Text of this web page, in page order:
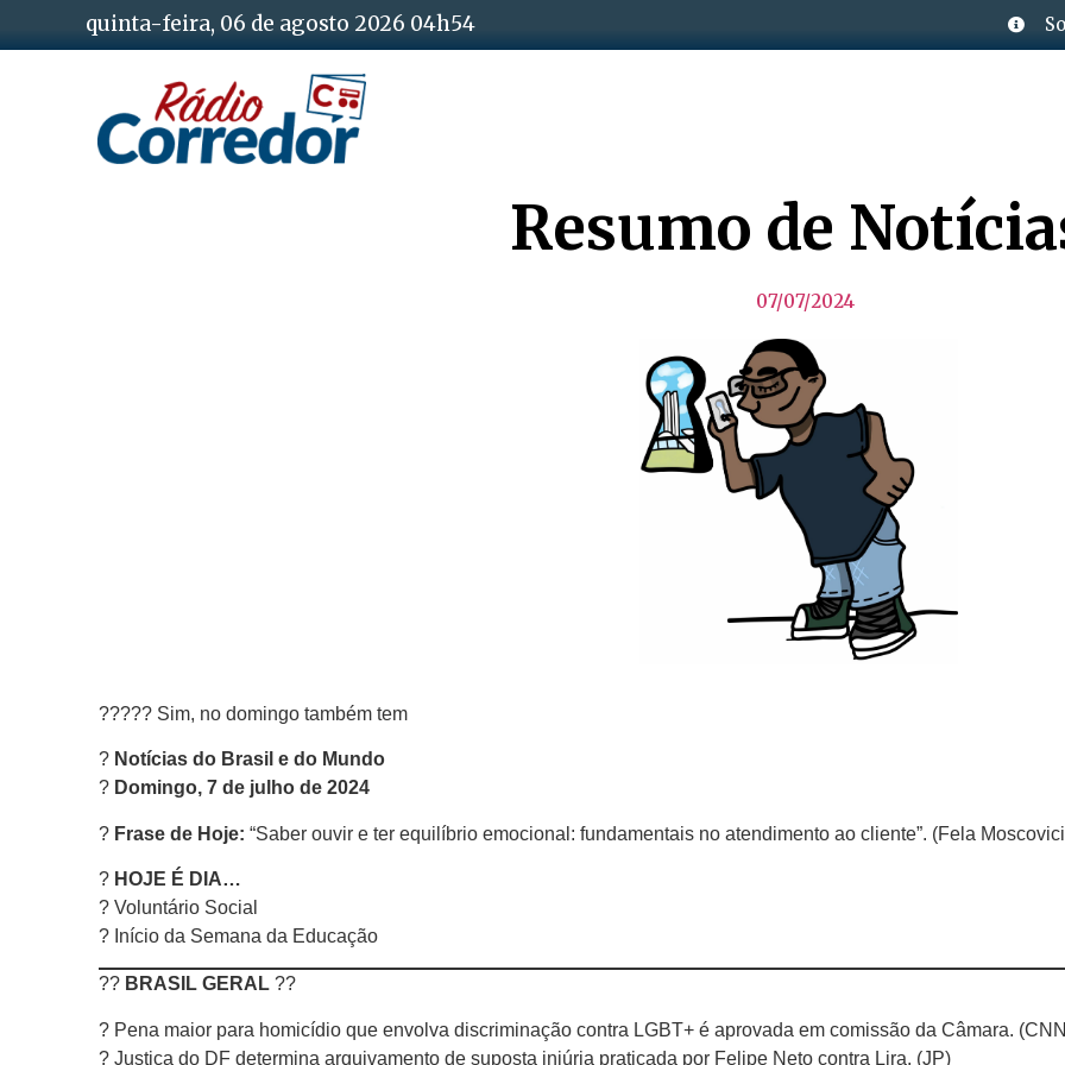
quinta-feira, 06 de agosto 2026 04h54
Resumo de
07/07/2024
??‍??? Sim, no domingo também tem
? Notícias do Brasil e do Mundo
? Domingo, 7 de julho de 2024
? Frase de Hoje: “Saber ouvir e ter equilíbrio emocional: fundamentais no atendimento ao cliente”. (Fela
? HOJE É DIA…
? Voluntário Social
? Início da Semana da Educação
?? BRASIL GERAL ??
? Pena maior para homicídio que envolva discriminação contra LGBT+ é aprovada em comissão da Câmara.
? Justiça do DF determina arquivamento de suposta injúria praticada por Felipe Neto contra Lira. (JP)